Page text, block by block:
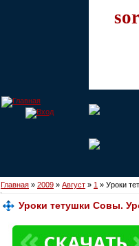
Главная » 2009 » Август » 1 » Уроки
Уроки тетушки Совы.